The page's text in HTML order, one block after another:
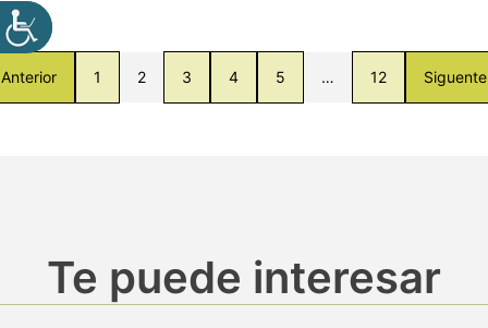
Anterior 1 2 3 4 5 … 12 Siguente
Te puede interesar